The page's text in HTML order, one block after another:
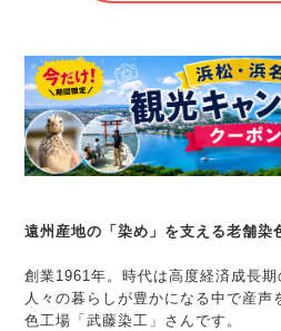
遠州産地の「染め」を支える老舗染
創業1961年。時代は高度経済成長
人々の暮らしが豊かになる中で産声
色工場「武藤染工」さんです。